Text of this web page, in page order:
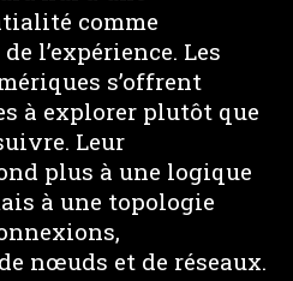
comme
l’expérience. Les
s’offrent
à explorer plutôt que
Leur
plus à une logique
à une topologie
nœuds et de réseaux.